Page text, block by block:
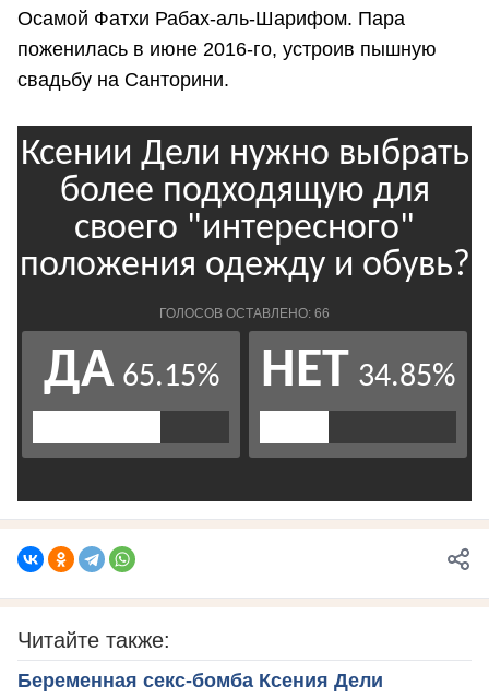
Осамой Фатхи Рабах-аль-Шарифом. Пара
поженилась в июне 2016-го, устроив пышную
свадьбу на Санторини.
Читайте также:
Беременная секс-бомба Ксения Дели